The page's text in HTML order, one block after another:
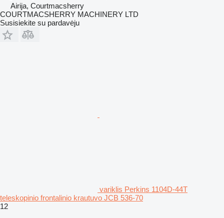
Airija, Courtmacsherry
COURTMACSHERRY MACHINERY LTD
Susisiekite su pardavėju
variklis Perkins 1104D-44T
teleskopinio frontalinio krautuvo JCB 536-70
12